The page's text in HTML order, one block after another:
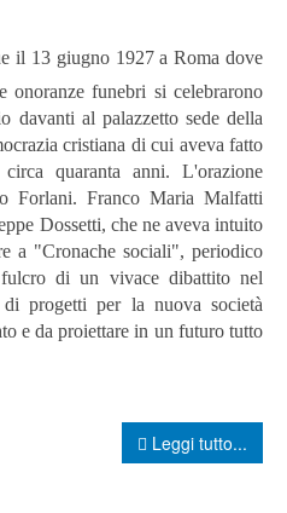
il 13 giugno 1927 a Roma dove
funebri si celebrarono
davanti al palazzetto sede della
cristiana di cui aveva fatto
quaranta anni. L'orazione
Forlani. Franco Maria Malfatti
Dossetti, che ne aveva intuito
a "Cronache sociali", periodico
di un vivace dibattito nel
progetti per la nuova società
e da proiettare in un futuro tutto
Leggi tutto...